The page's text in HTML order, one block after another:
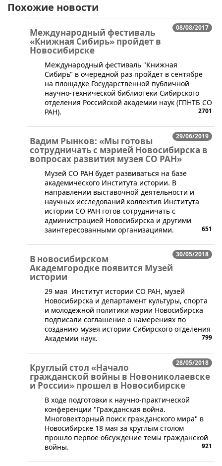
Похожие новости
08/08/2017
Международный фестиваль
«Книжная Сибирь» пройдет в
Новосибирске
​​​Международный фестиваль "Книжная
Сибирь" в очередной раз пройдет в сентябре
на площадке Государственной публичной
научно-технической библиотеки Сибирского
отделения Российской академии наук (ГПНТБ СО
РАН).
2701
29/06/2019
Вадим Рынков: «Мы готовы
сотрудничать с мэрией Новосибирска в
вопросах развития музея СО РАН»
​Музей СО РАН будет развиваться на базе
академического Института истории. В
направлении выставочной деятельности и
научных исследований коллектив Института
истории СО РАН готов сотрудничать с
администрацией Новосибирска и другими
заинтересованными организациями.
651
30/05/2018
В новосибирском
Академгородке появится Музей
истории
29 мая ​ Институт истории СО РАН, музей
Новосибирска и департамент культуры, спорта
и молодежной политики мэрии Новосибирска
подписали соглашение о намерениях по
созданию музея истории Сибирского отделения
Академии наук.
799
28/05/2018
Круглый стол «Начало
гражданской войны в Новониколаевске
и России» прошел в Новосибирске
​В ходе подготовки к научно-практической
конференции "Гражданская война.
Многовекторный поиск гражданского мира" в
Новосибирске 18 мая за круглым столом
прошло первое обсуждение темы гражданской
войны.
921